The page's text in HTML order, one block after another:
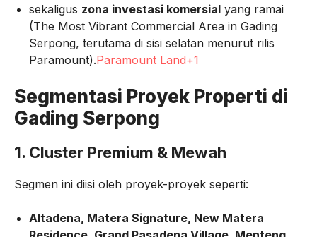
sekaligus zona investasi komersialyang ramai
(The Most Vibrant Commercial Area in Gading
Serpong, terutama di sisi selatan menurut rilis
Paramount).Paramount Land+1
Segmentasi Proyek Properti di
Gading Serpong
1. Cluster Premium & Mewah
Segmen ini diisi oleh proyek-proyek seperti:
Altadena, Matera Signature, New Matera